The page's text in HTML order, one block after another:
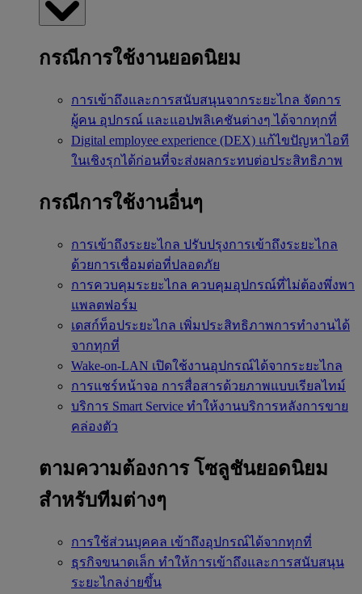
กรณีการใช้งานยอดนิยม
การเข้าถึงและการสนับสนุนจากระยะไกล จัดการ
ผู้คน อุปกรณ์ และแอปพลิเคชันต่างๆ ได้จากทุกที่
Digital employee experience (DEX) แก้ไขปัญหาไอที
ในเชิงรุกได้ก่อนที่จะส่งผลกระทบต่อประสิทธิภาพ
กรณีการใช้งานอื่นๆ
การเข้าถึงระยะไกล ปรับปรุงการเข้าถึงระยะไกล
ด้วยการเชื่อมต่อที่ปลอดภัย
การควบคุมระยะไกล ควบคุมอุปกรณ์ที่ไม่ต้องพึ่งพา
แพลตฟอร์ม
เดสก์ท็อประยะไกล เพิ่มประสิทธิภาพการทำงานได้
จากทุกที่
Wake-on-LAN เปิดใช้งานอุปกรณ์ได้จากระยะไกล
การแชร์หน้าจอ การสื่อสารด้วยภาพแบบเรียลไทม์
บริการ Smart Service ทำให้งานบริการหลังการขาย
คล่องตัว
ตามความต้องการ โซลูชันยอดนิยม
สำหรับทีมต่างๆ
การใช้ส่วนบุคคล เข้าถึงอุปกรณ์ได้จากทุกที่
ธุรกิจขนาดเล็ก ทำให้การเข้าถึงและการสนับสนุน
ระยะไกลง่ายขึ้น